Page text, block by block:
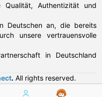
Authentizität und
Deutschen an, die bereits
unsere vertrauensvolle
in Deutschland
. All rights reserved.